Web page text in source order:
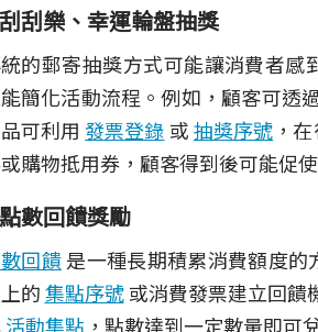
刮樂、幸運輪盤抽獎
的郵寄抽獎方式可能讓消費者
簡化活動流程。例如，顧客可透
可利用發票登錄 或抽獎序號 ，
購物抵用券，顧客得到後可能促
數回饋獎勵
回饋是一種長期積累消費額度的
的集點序號或消費發票建立回饋
活動集點 ，點數達到一定數量即可